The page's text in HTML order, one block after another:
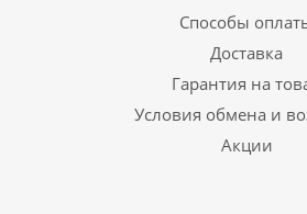
Способы
Доставка
Гарантия на
Условия обмена и
Акции